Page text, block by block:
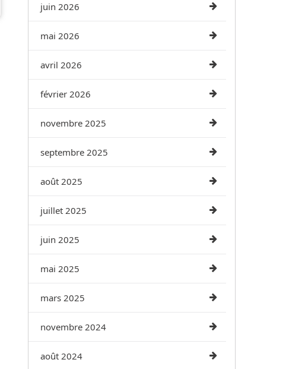
juin 2026
mai 2026
avril 2026
février 2026
novembre 2025
septembre 2025
août 2025
juillet 2025
juin 2025
mai 2025
mars 2025
novembre 2024
août 2024